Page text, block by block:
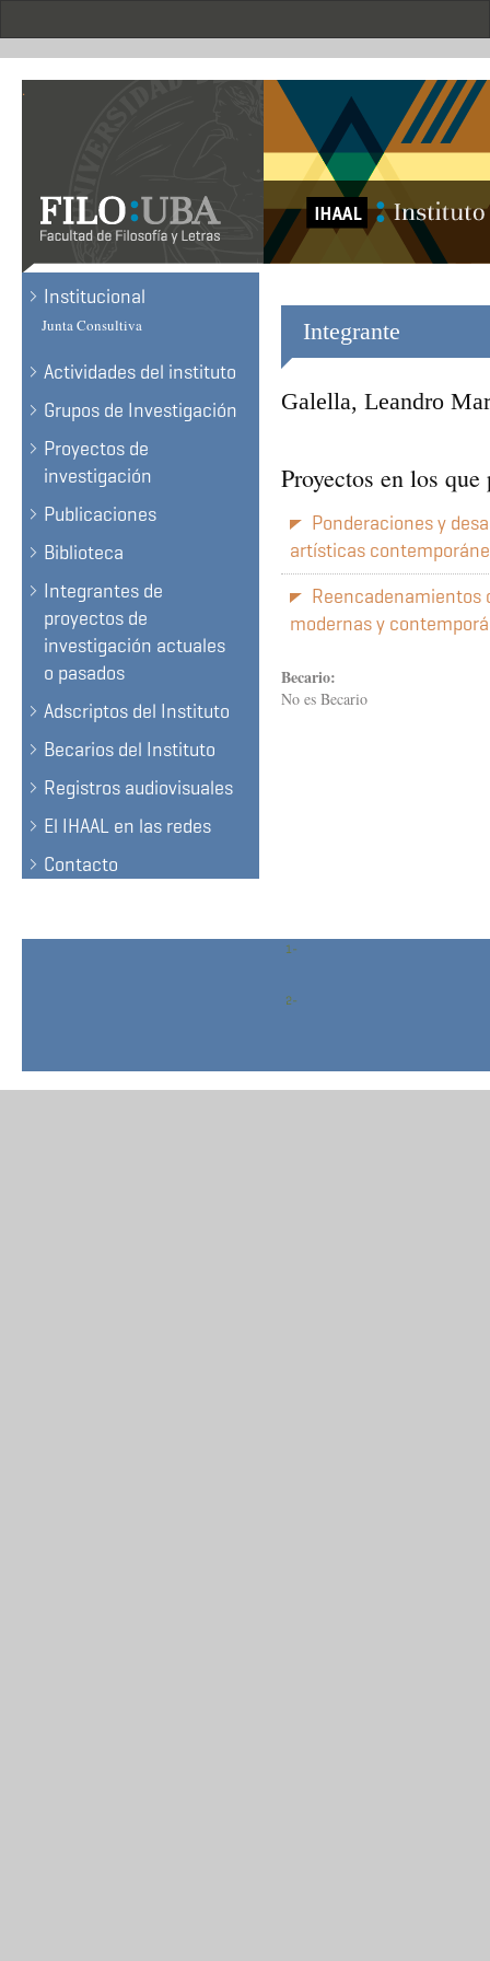
.
Institucional
Junta Consultiva
Actividades del instituto
Grupos de Investigación
Proyectos de
investigación
Publicaciones
Biblioteca
Integrantes de
proyectos de
investigación actuales
o pasados
Adscriptos del Instituto
Becarios del Instituto
Registros audiovisuales
El IHAAL en las redes
Contacto
Integrante
Galella, Leandro
Proyectos en los
Ponderaciones y
artísticas
modernas y
Becario:
No es Becario